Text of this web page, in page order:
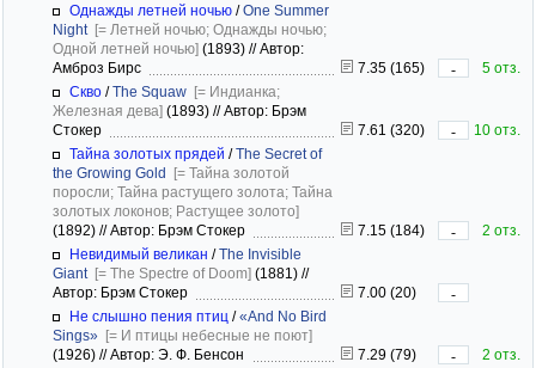
Однажды летней ночью /One Summer
Night [= Летней ночью; Однажды ночью;
Одной летней ночью] (1893) //Автор:
Амброз Бирс
7.35 (165) -
5 отз.
Скво /The Squaw [= Индианка;
Железная дева] (1893) //Автор: Брэм
Стокер
7.61 (320) -
10 отз.
Тайна золотых прядей /The Secret of
the Growing Gold [= Тайна золотой
поросли; Тайна растущего золота; Тайна
золотых локонов; Растущее золото]
(1892) //Автор: Брэм Стокер 7.15 (184) -
2 отз.
Невидимый великан /The Invisible
Giant [= The Spectre of Doom] (1881) //
Автор: Брэм Стокер
7.00 (20)
-
Не слышно пения птиц /«And No Bird
Sings» [= И птицы небесные не поют]
(1926) //Автор: Э. Ф. Бенсон 7.29 (79) -
2 отз.